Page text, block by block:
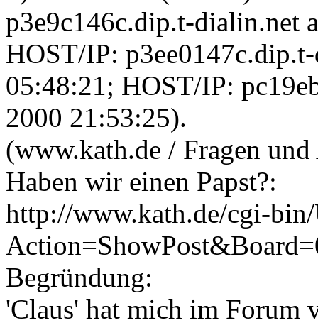
p3e9c146c.dip.t-dialin.net
HOST/IP:
05:48:21; HOST/IP:
2000 21:53:25).
(www.kath.de / Fragen
Haben wir einen Papst?:
http://www.kath.de/cgi-
Begründung:
'Claus' hat mich im Forum